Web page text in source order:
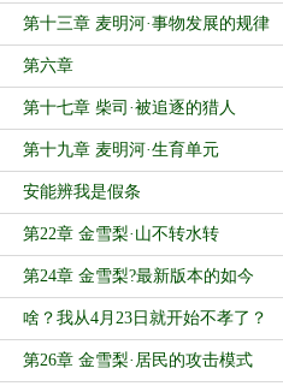
第十三章 麦明河·事物发展的规律
第六章
第十七章 柴司·被追逐的猎人
第十九章 麦明河·生育单元
安能辨我是假条
第22章 金雪梨·山不转水转
第24章 金雪梨?最新版本的如今
啥？我从4月23日就开始不孝了？
第26章 金雪梨·居民的攻击模式